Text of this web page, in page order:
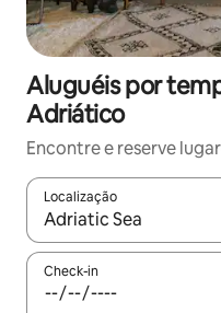
Aluguéis por
Adriático
Encontre e reserve
Localização
Quando os resultados
Check-in